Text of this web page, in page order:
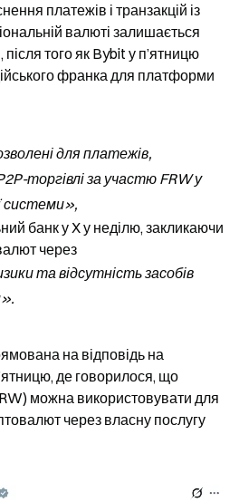
платежів і транзакцій із
валюті залишається
після того як Bybit у п’ятницю
франка для платформи
для платежів,
торгівлі за участю FRW у
системи»,
банк у X у неділю, закликаючи
через
та відсутність засобів
на відповідь на
де говорилося, що
можна використовувати для
через власну послугу